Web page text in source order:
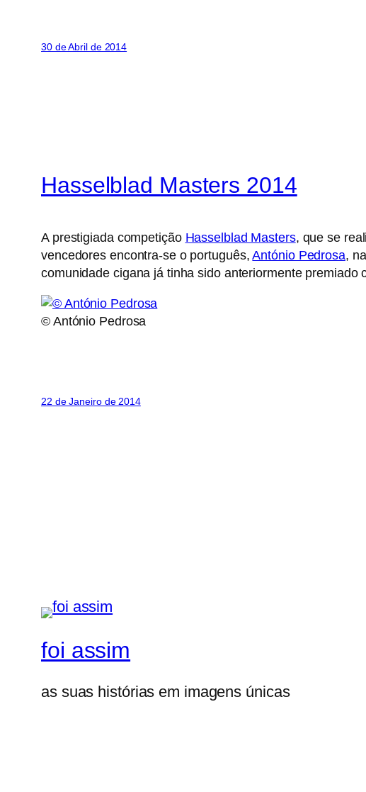
30 de Abril de 2014
Hasselblad Masters 2014
A prestigiada competição Hasselblad Masters, que se
vencedores encontra-se o português,António Pedrosa,
comunidade cigana já tinha sido anteriormente premiado
© António Pedrosa
22 de Janeiro de 2014
foi assim
as suas histórias em imagens únicas